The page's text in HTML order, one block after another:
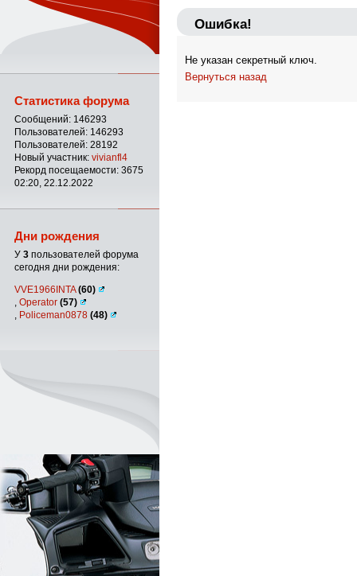
Ошибка!
Не указан секретный ключ.
Вернуться назад
Статистика форума
Сообщений: 146293
Пользователей: 146293
Пользователей: 28192
Новый участник: vivianfl4
Рекорд посещаемости: 3675
02:20, 22.12.2022
Дни рождения
У 3 пользователей форума
сегодня дни рождения:
VVE1966INTA(60)
Operator (57)
Policeman0878 (48)